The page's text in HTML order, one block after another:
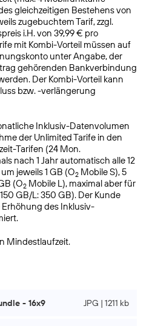
gleichzeitigen Bestehens von
zugebuchtem Tarif, zzgl.
i.H. von 39,99 € pro
mit Kombi-Vorteil müssen auf
unter Angabe, der
gehörenden Bankverbindung
Der Kombi-Vorteil kann
bzw. -verlängerung
Inklusiv-Datenvolumen
der Unlimited Tarife in den
Tarifen (24 Mon.
nach 1 Jahr automatisch alle 12
jeweils 1 GB (O2 Mobile S), 5
(O2 Mobile L), maximal aber für
GB/L: 350 GB). Der Kunde
des Inklusiv-
Mindestlaufzeit.
- 16x9 JPG | 1211 kb